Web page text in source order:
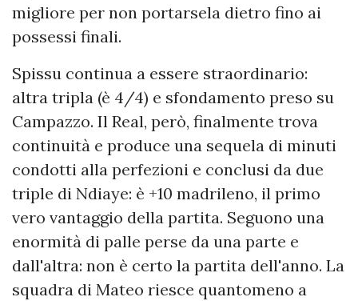
migliore per non portarsela dietro fino ai
possessi finali.
Spissu continua a essere straordinario:
altra tripla (è 4/4) e sfondamento preso su
Campazzo. Il Real, però, finalmente trova
continuità e produce una sequela di minuti
condotti alla perfezioni e conclusi da due
triple di Ndiaye: è +10 madrileno, il primo
vero vantaggio della partita. Seguono una
enormità di palle perse da una parte e
dall'altra: non è certo la partita dell'anno. La
squadra di Mateo riesce quantomeno a